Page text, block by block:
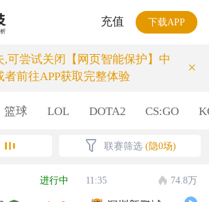
充值 下载APP
,可尝试关闭【网页智能保护】中
前往APP获取完整体验
×
篮球 LOL DOTA2 CS:GO
联赛筛选 (隐0场)
进行中 11:35 74.8万